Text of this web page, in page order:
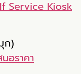
Service Kiosk
ก)
อราคา